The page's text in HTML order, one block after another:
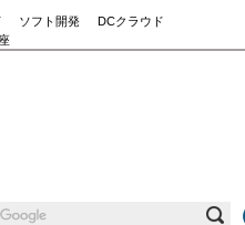
ソフト開発
DCクラウド